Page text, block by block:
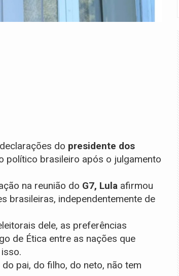
do presidente dos
político brasileiro após o julgamento
na reunião do G7, Lula afirmou
brasileiras, independentemente de
dele, as preferências
de Ética entre as nações que
pai, do filho, do neto, não tem